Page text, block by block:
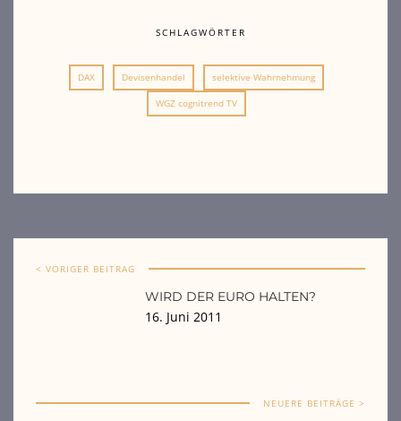
SCHLAGWÖRTER
DAX Devisenhandel selektive Wahrnehmung
WGZ cognitrend TV
< VORIGER BEITRAG
WIRD DER EURO HALTEN?
16. Juni 2011
NEUERE BEITRÄGE >